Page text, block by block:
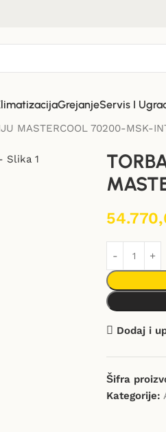
GrejanjeServis I
MASTERCOOL 70200-MSK-
Dodaj i
Šifra
Kategorije: